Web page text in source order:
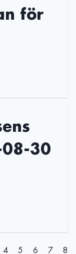
för
30
4 5 6 7 8